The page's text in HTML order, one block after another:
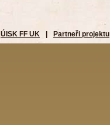
ÚISK FF UK Partneři projektu